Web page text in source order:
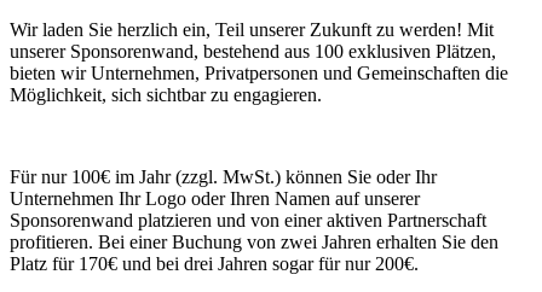
Wir laden Sie herzlich ein, Teil unserer Zukunft zu werden! Mit
unserer Sponsorenwand, bestehend aus 100 exklusiven Plätzen,
bieten wir Unternehmen, Privatpersonen und Gemeinschaften die
Möglichkeit, sich sichtbar zu engagieren.
Für nur 100€ im Jahr (zzgl. MwSt.) können Sie oder Ihr
Unternehmen Ihr Logo oder Ihren Namen auf unserer
Sponsorenwand platzieren und von einer aktiven Partnerschaft
profitieren. Bei einer Buchung von zwei Jahren erhalten Sie den
Platz für 170€ und bei drei Jahren sogar für nur 200€.